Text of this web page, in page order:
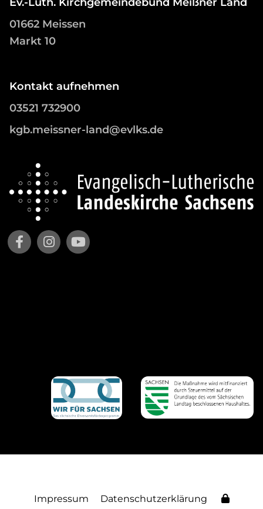
Ev.-Luth. Kirchgemeindebund Meißner Land
01662 Meissen
Markt 10
Kontakt aufnehmen
03521 732900
kgb.meissner-land@evlks.de
Impressum Datenschutzerklärung